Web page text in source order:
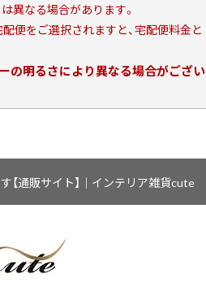
異なる場合があります。
便をご選択されますと、宅配便料金と
の明るさにより異なる場合がござい
【通販サイト】｜インテリア雑貨cute